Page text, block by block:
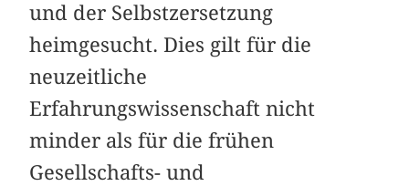
und der Selbstzersetzung
heimgesucht. Dies gilt für die
neuzeitliche
Erfahrungswissenschaft nicht
minder als für die frühen
Gesellschafts- und